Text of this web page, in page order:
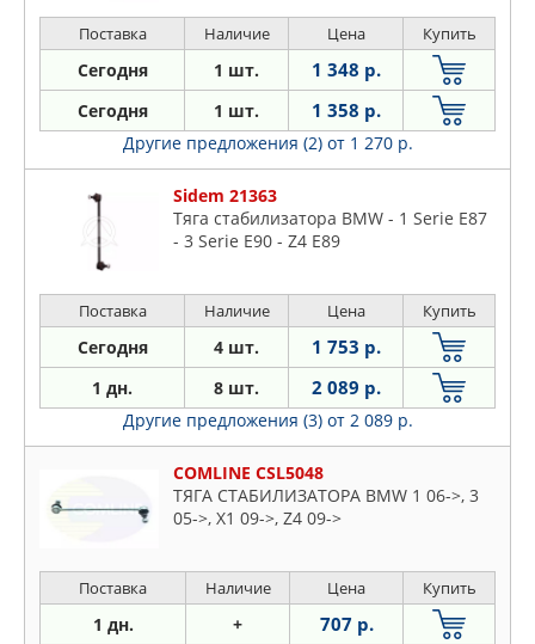
Поставка Наличие Цена Купить
Сегодня 1 шт. 1 348 р.
Сегодня 1 шт. 1 358 р.
Другие предложения (2) от 1 270 р.
Sidem 21363
Тяга стабилизатора BMW - 1 Serie E87
- 3 Serie E90 - Z4 E89
Поставка Наличие Цена Купить
Сегодня 4 шт. 1 753 р.
1 дн. 8 шт. 2 089 р.
Другие предложения (3) от 2 089 р.
COMLINE CSL5048
ТЯГА СТАБИЛИЗАТОРА BMW 1 06->, 3
05->, X1 09->, Z4 09->
Поставка Наличие Цена Купить
1 дн. + 707 р.